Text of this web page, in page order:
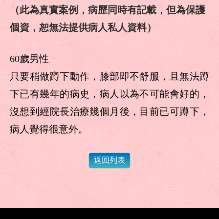
（此為真實案例，病歷同時有記載，但為保護
個資，恕無法提供病人私人資料）
60歲男性
只要稍做蹲下動作，膝部即不舒服，且無法蹲
下已有幾年的病史，病人以為不可能會好的，
沒想到經院長治療幾個月後，目前已可蹲下，
病人覺得很意外。